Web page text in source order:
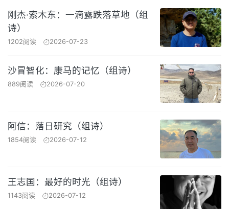
刚杰·索木东：一滴露跌落草地（组
诗）
1202阅读 2026-07-23
沙冒智化：康马的记忆（组诗）
889阅读 2026-07-20
阿信：落日研究（组诗）
1854阅读 2026-07-12
王志国：最好的时光（组诗）
1143阅读 2026-07-12